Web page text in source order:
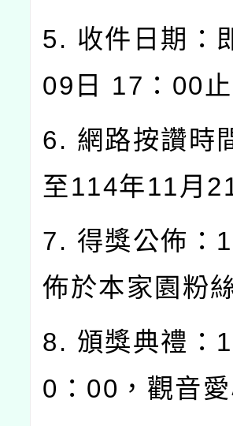
5. 收件日期：
09日 17：00
6. 網路按讚時
至114年11月
7. 得獎公佈：
佈於本家園粉
8. 頒獎典禮：
0：00，觀音